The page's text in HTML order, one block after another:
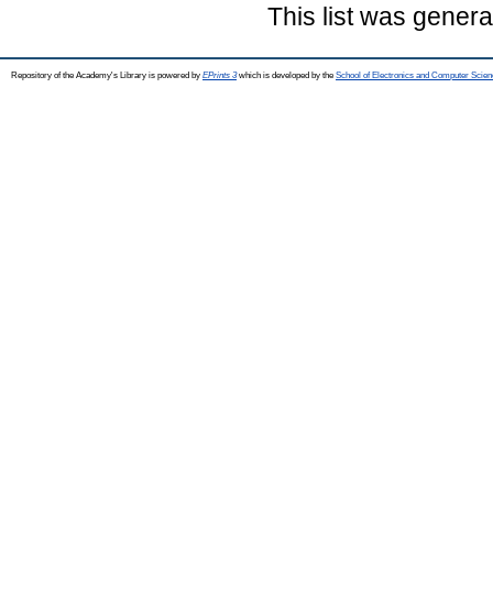
This list was
Repository of the Academy's Library is powered by EPrints 3which is developed by the School of Electronics and Computer